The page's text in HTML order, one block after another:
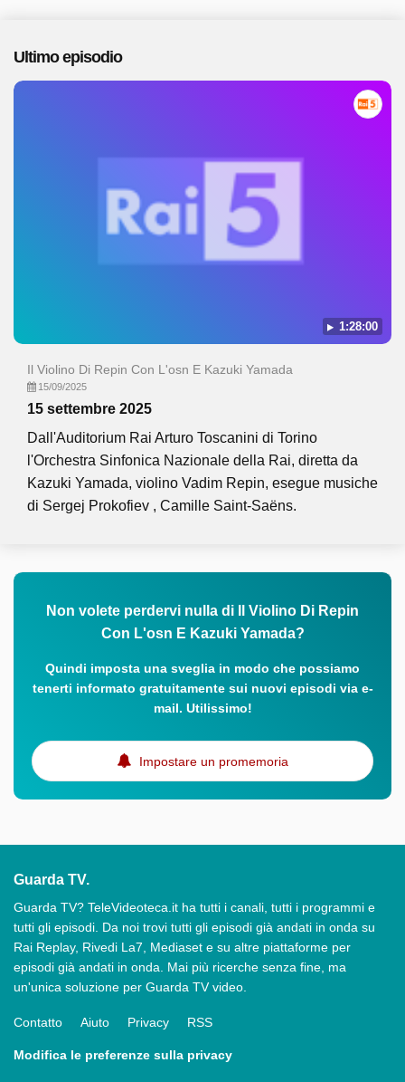
Ultimo episodio
1:28:00
Il Violino Di Repin Con L'osn E Kazuki Yamada
15/09/2025
15 settembre 2025
Dall'Auditorium Rai Arturo Toscanini di Torino
l'Orchestra Sinfonica Nazionale della Rai, diretta da
Kazuki Yamada, violino Vadim Repin, esegue musiche
di Sergej Prokofiev , Camille Saint-Saëns.
Non volete perdervi nulla di Il Violino Di Repin
Con L'osn E Kazuki Yamada?
Quindi imposta una sveglia in modo che possiamo
tenerti informato gratuitamente sui nuovi episodi via e-
mail. Utilissimo!
Impostare un promemoria
Guarda TV.
Guarda TV? TeleVideoteca.it ha tutti i canali, tutti i programmi e
tutti gli episodi. Da noi trovi tutti gli episodi già andati in onda su
Rai Replay, Rivedi La7, Mediaset e su altre piattaforme per
episodi già andati in onda. Mai più ricerche senza fine, ma
un'unica soluzione per Guarda TV video.
Contatto Aiuto Privacy RSS
Modifica le preferenze sulla privacy